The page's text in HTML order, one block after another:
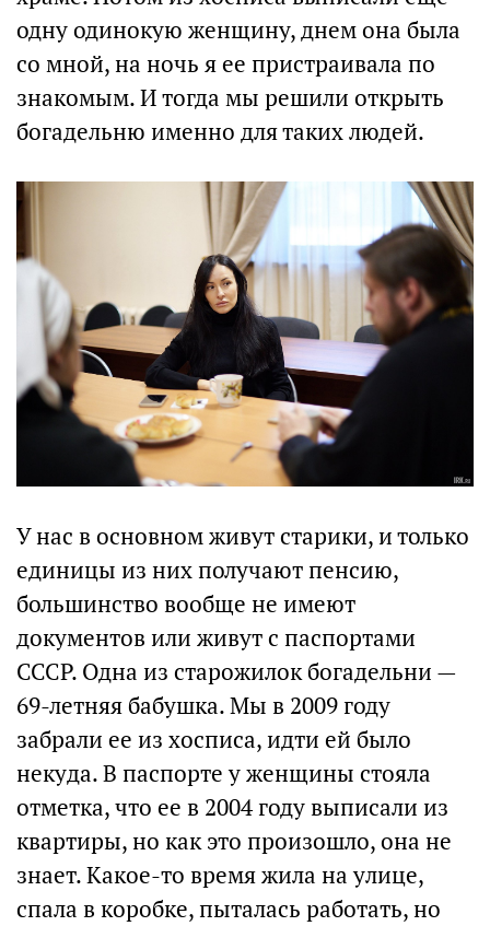
одну одинокую женщину, днем она была
со мной, на ночь я ее пристраивала по
знакомым. И тогда мы решили открыть
богадельню именно для таких людей.
У нас в основном живут старики, и только
единицы из них получают пенсию,
большинство вообще не имеют
документов или живут с паспортами
СССР. Одна из старожилок богадельни —
69-летняя бабушка. Мы в 2009 году
забрали ее из хосписа, идти ей было
некуда. В паспорте у женщины стояла
отметка, что ее в 2004 году выписали из
квартиры, но как это произошло, она не
знает. Какое-то время жила на улице,
спала в коробке, пыталась работать, но